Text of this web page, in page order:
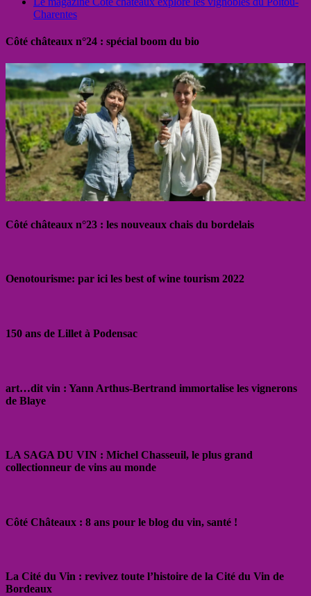
Charentes
Côté châteaux n°24 : spécial boom du bio
Côté châteaux n°23 : les nouveaux chais du bordelais
Oenotourisme: par ici les best of wine tourism 2022
150 ans de Lillet à Podensac
art…dit vin : Yann Arthus-Bertrand immortalise les vignerons
de Blaye
LA SAGA DU VIN : Michel Chasseuil, le plus grand
collectionneur de vins au monde
Côté Châteaux : 8 ans pour le blog du vin, santé !
La Cité du Vin : revivez toute l’histoire de la Cité du Vin de
Bordeaux